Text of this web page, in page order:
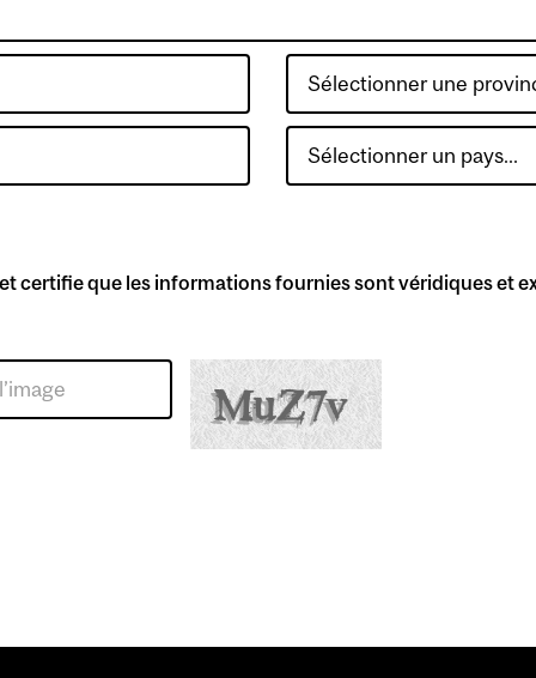
province
état
Pays
certifie que les informations fournies sont véridiques et